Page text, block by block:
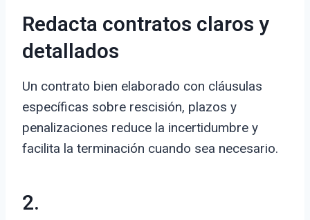
Redacta contratos claros y
detallados
Un contrato bien elaborado con cláusulas
específicas sobre rescisión, plazos y
penalizaciones reduce la incertidumbre y
facilita la terminación cuando sea necesario.
2.